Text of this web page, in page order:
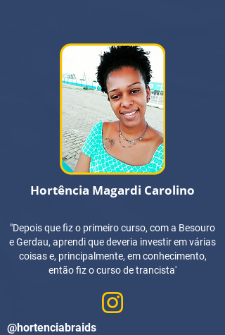
Hortência Magardi Carolino
"Depois que fiz o primeiro curso, com a Besouro
e Gerdau, aprendi que deveria investir em várias
coisas e, principalmente, em conhecimento,
então fiz o curso de trancista'
@hortenciabraids